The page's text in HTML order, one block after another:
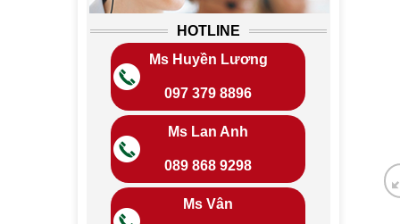
HOTLINE
Ms Huyền Lương
097 379 8896
Ms Lan Anh
089 868 9298
Ms Vân